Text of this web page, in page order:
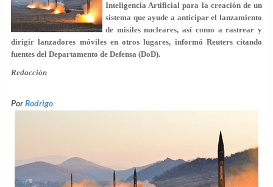
Inteligencia Artificial para la creación de un
sistema que ayude a anticipar el lanzamiento
de misiles nucleares, así como a rastrear y
dirigir lanzadores móviles en otros lugares, informó Reuters citando
fuentes del Departamento de Defensa (DoD).
Redacción
PorRodrigo